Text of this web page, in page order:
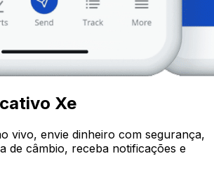
Xe
vivo, envie dinheiro com segurança,
de câmbio, receba notificações e